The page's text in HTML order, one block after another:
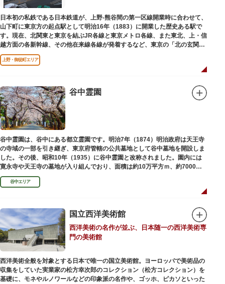
から隅田川を見下ろしたり、すぐ横を走る電車の迫力を楽しんだり、隅田川
散策にいかがでしょうか。
日本初の私鉄である日本鉄道が、上野-熊谷間の第一区線開業時に合わせて、
山下町に東京方の起点駅として明治16年（1883）に開業した歴史ある駅で
す。現在、北関東と東京を結ぶJR各線と東京メトロ各線、また東北、上・信
越方面の各新幹線、その他在来線各線が発着するなど、東京の「北の玄関
口」として機能しています。
上野・御徒町エリア
谷中霊園
谷中霊園は、谷中にある都立霊園です。明治7年（1874）明治政府は天王寺
の寺域の一部を引き継ぎ、東京府管轄の公共墓地として谷中墓地を開設しま
した。その後、昭和10年（1935）に谷中霊園と改称されました。園内には
寛永寺や天王寺の墓地が入り組んでおり、面積は約10万平方ｍ、約7000基
の墓が並んでいます。園内を通る「さくら通り」は桜の名所となっていま
す。谷中エリア
国立西洋美術館
西洋美術の名作が並ぶ、日本随一の西洋美術専
門の美術館
西洋美術全般を対象とする日本で唯一の国立美術館。ヨーロッパで美術品の
収集をしていた実業家の松方幸次郎のコレクション（松方コレクション）を
基礎に、モネやルノワールなどの印象派の名作や、ゴッホ、ピカソといった